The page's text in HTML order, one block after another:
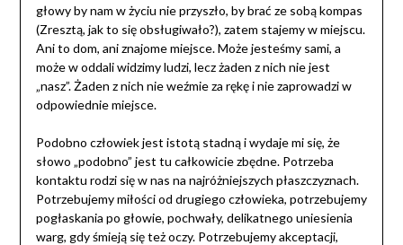
głowy by nam w życiu nie przyszło, by brać ze sobą kompas
(Zresztą, jak to się obsługiwało?), zatem stajemy w miejscu.
Ani to dom, ani znajome miejsce. Może jesteśmy sami, a
może w oddali widzimy ludzi, lecz żaden z nich nie jest
„nasz”. Żaden z nich nie weźmie za rękę i nie zaprowadzi w
odpowiednie miejsce.
Podobno człowiek jest istotą stadną i wydaje mi się, że
słowo „podobno” jest tu całkowicie zbędne. Potrzeba
kontaktu rodzi się w nas na najróżniejszych płaszczyznach.
Potrzebujemy miłości od drugiego człowieka, potrzebujemy
pogłaskania po głowie, pochwały, delikatnego uniesienia
warg, gdy śmieją się też oczy. Potrzebujemy akceptacji,